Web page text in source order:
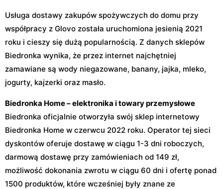
Usługa dostawy zakupów spożywczych do domu przy
współpracy z Glovo została uruchomiona jesienią 2021
roku i cieszy się dużą popularnością. Z danych sklepów
Biedronka wynika, że przez internet najchętniej
zamawiane są wody niegazowane, banany, jajka, mleko,
jogurty, kajzerki oraz masło.
Biedronka Home – elektronika i towary przemysłowe
Biedronka oficjalnie otworzyła swój sklep internetowy
Biedronka Home w czerwcu 2022 roku. Operator tej sieci
dyskontów oferuje dostawę w ciągu 1-3 dni roboczych,
darmową dostawę przy zamówieniach od 149 zł,
możliwość dokonania zwrotu w ciągu 60 dni i ofertę ponad
1500 produktów, które wcześniej były znane ze